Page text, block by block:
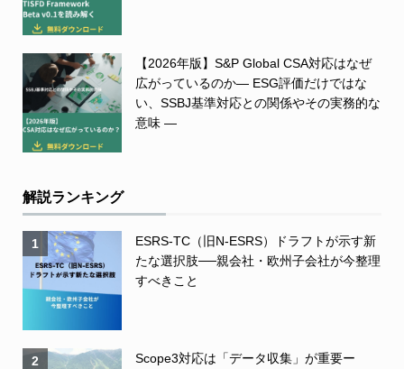
【2026年版】S&P Global CSA対応はなぜ
広がっているのか― ESG評価だけではな
い、SSBJ基準対応との関係やその実務的な
意味 ―
解説ランキング
1
ESRS-TC（旧N-ESRS）ドラフトが示す新
たな選択肢──親会社・欧州子会社が今整理
すべきこと
2
Scope3対応は「データ収集」が重要ー